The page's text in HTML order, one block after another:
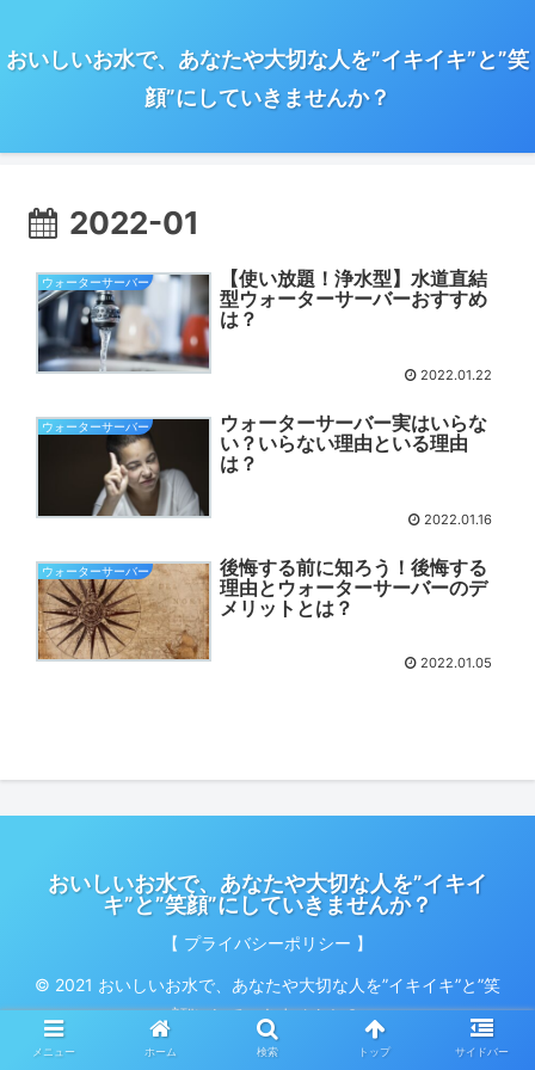
おいしいお水で、あなたや大切な人を”イキイキ”と”笑
顔”にしていきませんか？
2022-01
ウォーターサーバー
【使い放題！浄水型】水道直結
型ウォーターサーバーおすすめ
は？
2022.01.22
ウォーターサーバー
ウォーターサーバー実はいらな
い？いらない理由といる理由
は？
2022.01.16
ウォーターサーバー
後悔する前に知ろう！後悔する
理由とウォーターサーバーのデ
メリットとは？
2022.01.05
おいしいお水で、あなたや大切な人を”イキイ
キ”と”笑顔”にしていきませんか？
【 プライバシーポリシー 】
© 2021 おいしいお水で、あなたや大切な人を”イキイキ”と”笑
顔”にしていきませんか？.
メニュー ホーム 検索 トップ サイドバー